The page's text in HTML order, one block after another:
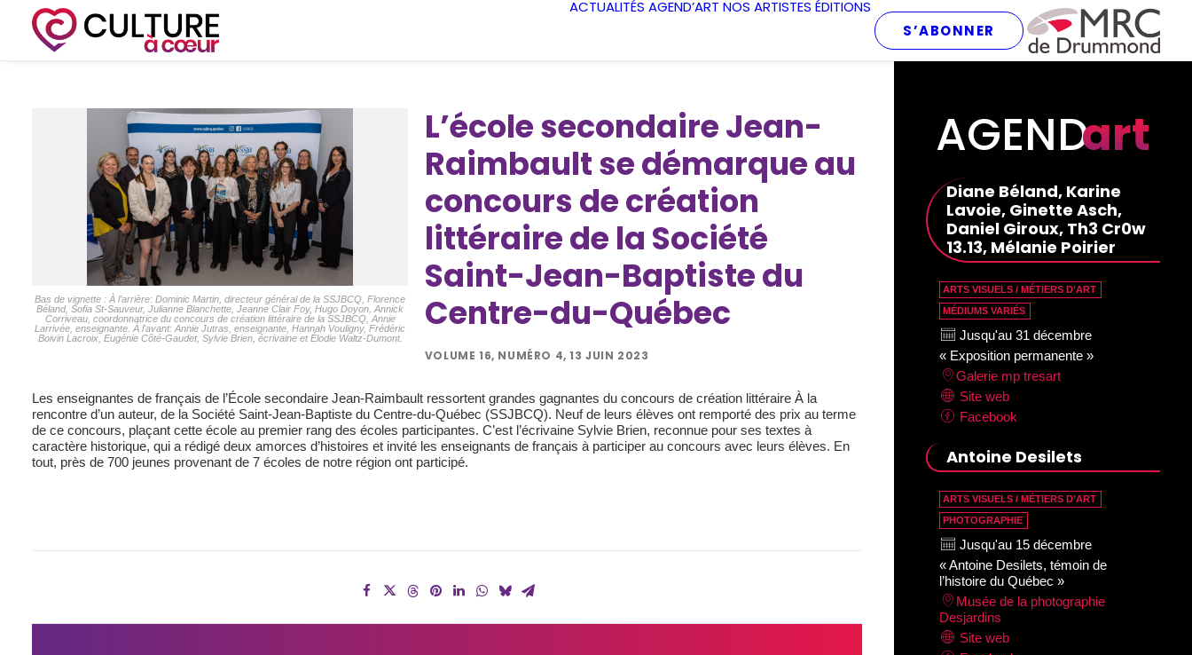
ACTUALITÉS AGEND’ART NOS ARTISTES ÉDITIONS
S’ABONNER
Bas de vignette : À l’arrière: Dominic Martin, directeur général de la SSJBCQ, Florence
Béland, Sofia St-Sauveur, Julianne Blanchette, Jeanne Clair Foy, Hugo Doyon, Annick
Corriveau, coordonnatrice du concours de création littéraire de la SSJBCQ, Annie
Larrivée, enseignante. À l'avant: Annie Jutras, enseignante, Hannah Vouligny, Frédéric
Boivin Lacroix, Eugénie Côté-Gaudet, Sylvie Brien, écrivaine et Élodie Waltz-Dumont.
L’école secondaire Jean-
Raimbault se démarque au
concours de création
littéraire de la Société
Saint-Jean-Baptiste du
Centre-du-Québec
VOLUME 16, NUMÉRO 4, 13 JUIN 2023
Les enseignantes de français de l’École secondaire Jean-Raimbault ressortent grandes gagnantes du concours de création littéraire À la
rencontre d’un auteur, de la Société Saint-Jean-Baptiste du Centre-du-Québec (SSJBCQ). Neuf de leurs élèves ont remporté des prix au terme
de ce concours, plaçant cette école au premier rang des écoles participantes. C’est l’écrivaine Sylvie Brien, reconnue pour ses textes à
caractère historique, qui a rédigé deux amorces d’histoires et invité les enseignants de français à participer au concours avec leurs élèves. En
tout, près de 700 jeunes provenant de 7 écoles de notre région ont participé.
AGENDart
Diane Béland, Karine
Lavoie, Ginette Asch,
Daniel Giroux, Th3 Cr0w
13.13, Mélanie Poirier
ARTS VISUELS / MÉTIERS D’ART
MÉDIUMS VARIÉS
Jusqu'au 31 décembre
« Exposition permanente »
Galerie mp tresart
Site web
Facebook
Antoine Desilets
ARTS VISUELS / MÉTIERS D’ART
PHOTOGRAPHIE
Jusqu'au 15 décembre
« Antoine Desilets, témoin de
l’histoire du Québec »
Musée de la photographie
Desjardins
Site web